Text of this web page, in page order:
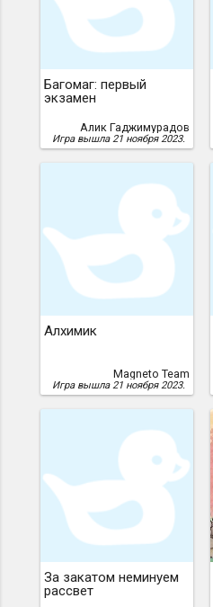
Багомаг: первый
экзамен
Алик Гаджимурадов
Игра вышла 21 ноября 2023.
Алхимик
Magneto Team
Игра вышла 21 ноября 2023.
За закатом неминуем
рассвет